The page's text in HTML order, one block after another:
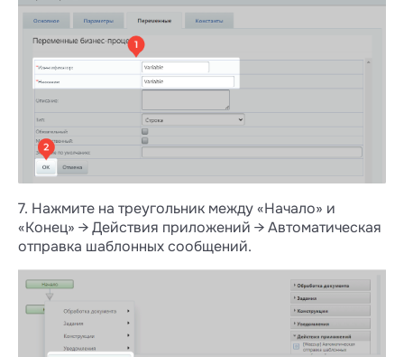
7. Нажмите на треугольник между «Начало» и
«Конец» → Действия приложений → Автоматическая
отправка шаблонных сообщений.